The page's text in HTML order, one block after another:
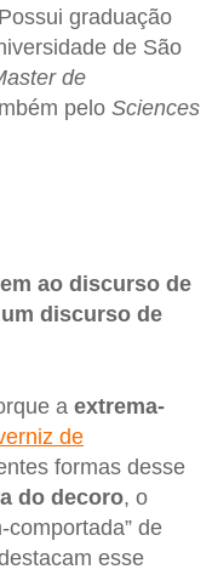
graduação
de São
de
pelo Sciences
ao discurso de
discurso de
a extrema-
de
formas desse
do decoro, o
comportada” de
esse